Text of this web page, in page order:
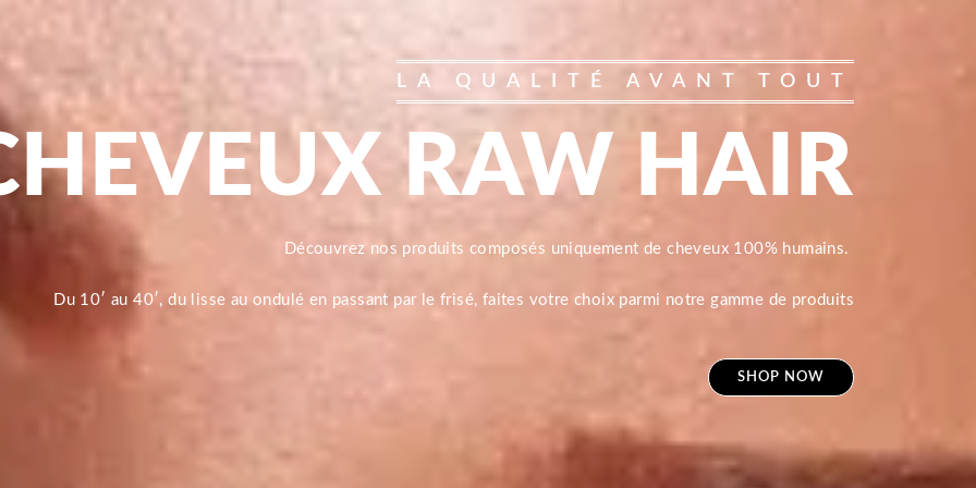
LA QUALITÉ AVANT TOUT
RAW HAIR
Découvrez nos produits composés uniquement de cheveux 100% humains.
Du 10′ au 40′, du lisse au ondulé en passant par le frisé, faites votre choix parmi notre gamme de produits
SHOP NOW